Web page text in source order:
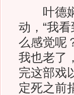
叶德娴
动，“我
么感觉呢
我也老了
完这部戏
定死之前